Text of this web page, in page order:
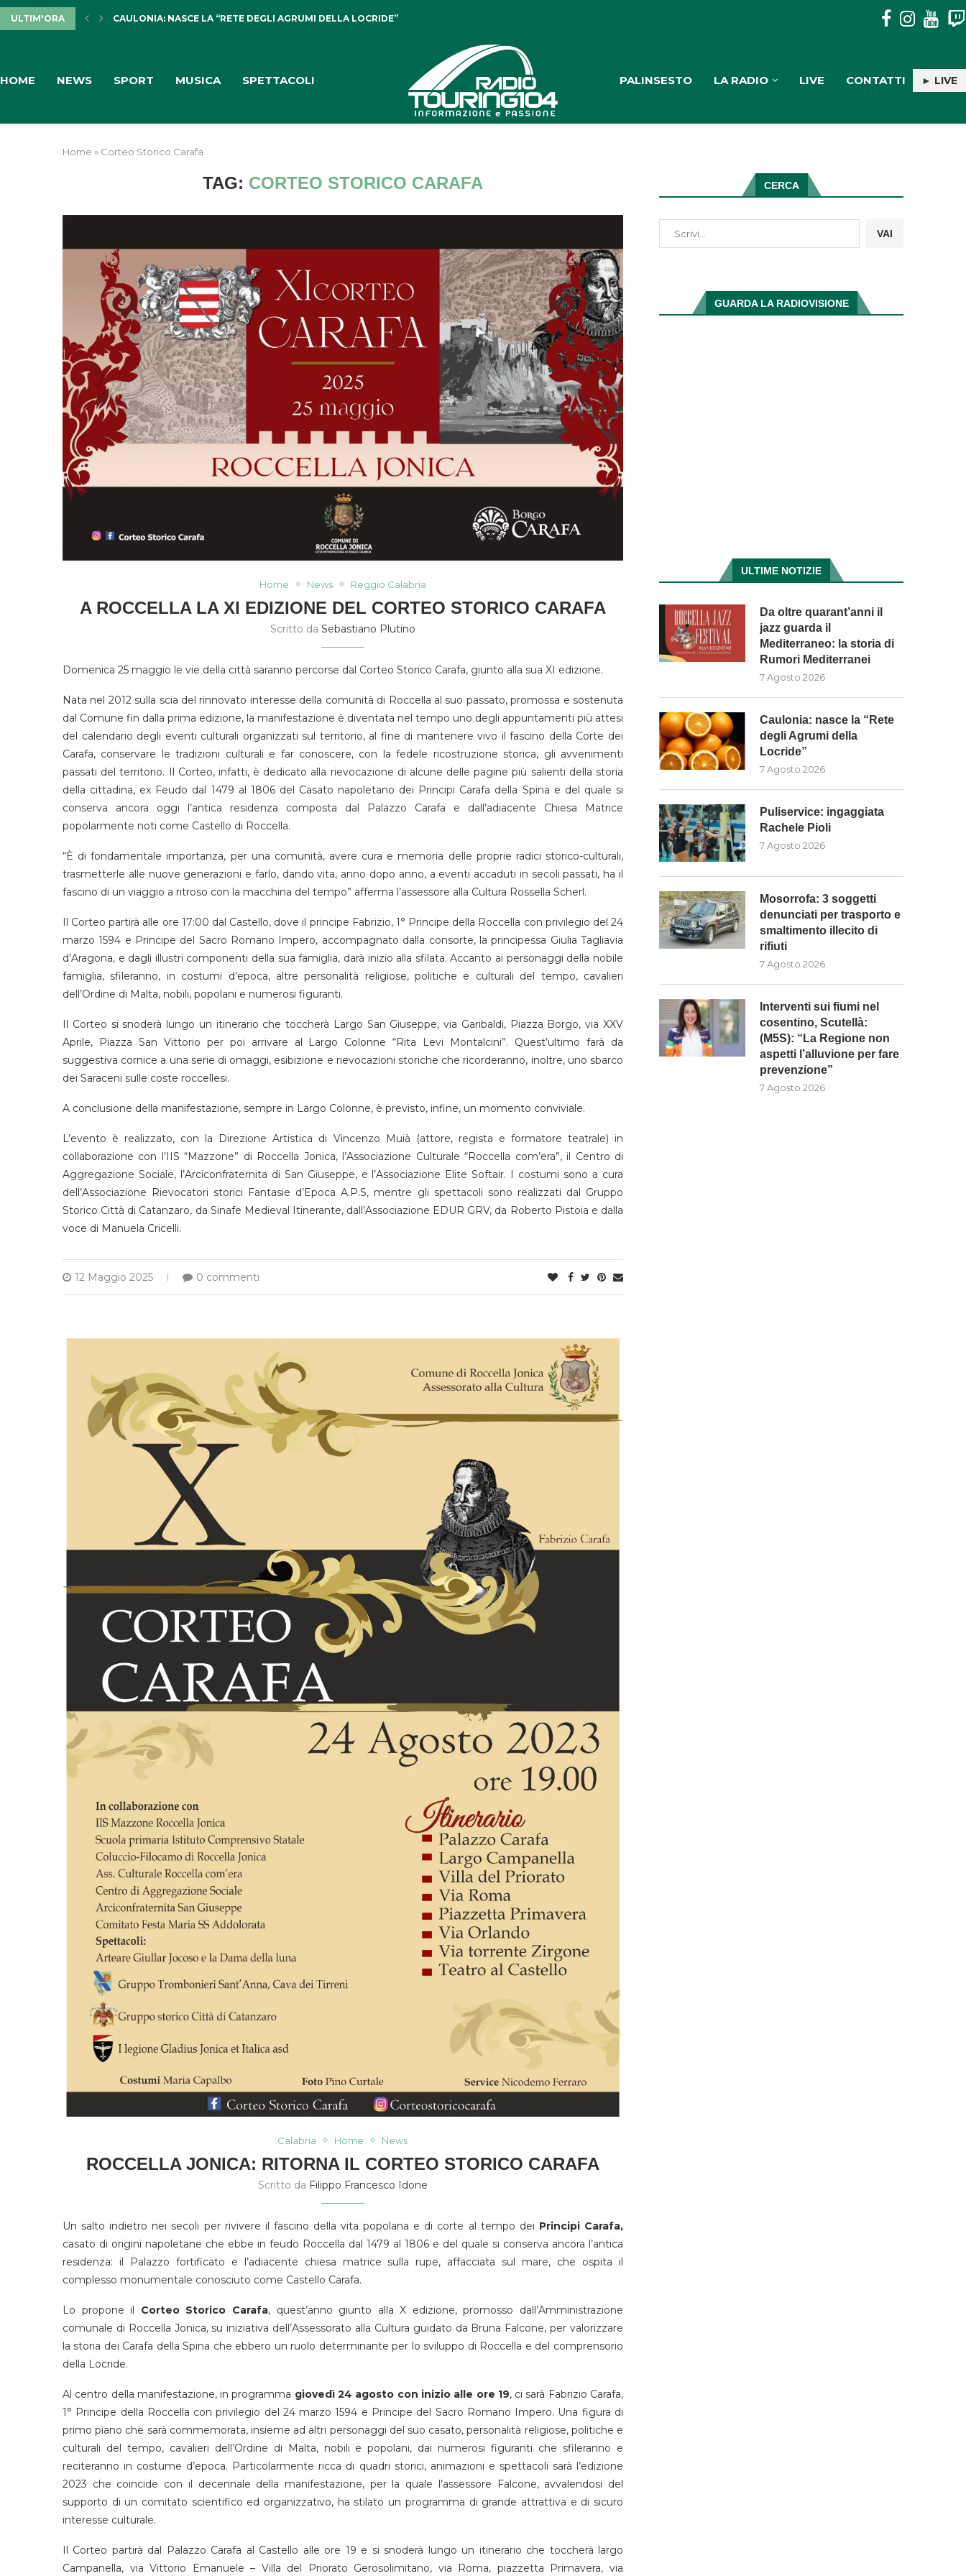
ULTIM'ORA
PULISERVICE: INGAGGIATA RACHELE PIOLI
MOSORROFA: 3 SOGGETTI DENUNCIATI PER TRASPORTO
HOME NEWS SPORT MUSICA SPETTACOLI PALINSESTO LA RADIO LIVE CONTATTI ► LIVE
Home » Corteo Storico Carafa
TAG: CORTEO STORICO CARAFA
Home News Reggio Calabria
A ROCCELLA LA XI EDIZIONE DEL CORTEO STORICO CARAFA
Scritto da Sebastiano Plutino
Domenica 25 maggio le vie della città saranno percorse dal Corteo Storico Carafa, giunto alla sua XI edizione.
Nata nel 2012 sulla scia del rinnovato interesse della comunità di Roccella al suo passato, promossa e sostenuta
dal Comune fin dalla prima edizione, la manifestazione è diventata nel tempo uno degli appuntamenti più attesi
del calendario degli eventi culturali organizzati sul territorio, al fine di mantenere vivo il fascino della Corte dei
Carafa, conservare le tradizioni culturali e far conoscere, con la fedele ricostruzione storica, gli avvenimenti
passati del territorio. Il Corteo, infatti, è dedicato alla rievocazione di alcune delle pagine più salienti della storia
della cittadina, ex Feudo dal 1479 al 1806 del Casato napoletano dei Principi Carafa della Spina e del quale si
conserva ancora oggi l’antica residenza composta dal Palazzo Carafa e dall’adiacente Chiesa Matrice
popolarmente noti come Castello di Roccella.
“È di fondamentale importanza, per una comunità, avere cura e memoria delle proprie radici storico-culturali,
trasmetterle alle nuove generazioni e farlo, dando vita, anno dopo anno, a eventi accaduti in secoli passati, ha il
fascino di un viaggio a ritroso con la macchina del tempo” afferma l’assessore alla Cultura Rossella Scherl.
Il Corteo partirà alle ore 17:00 dal Castello, dove il principe Fabrizio, 1° Principe della Roccella con privilegio del 24
marzo 1594 e Principe del Sacro Romano Impero, accompagnato dalla consorte, la principessa Giulia Tagliavia
d’Aragona, e dagli illustri componenti della sua famiglia, darà inizio alla sfilata. Accanto ai personaggi della nobile
famiglia, sfileranno, in costumi d’epoca, altre personalità religiose, politiche e culturali del tempo, cavalieri
dell’Ordine di Malta, nobili, popolani e numerosi figuranti.
Il Corteo si snoderà lungo un itinerario che toccherà Largo San Giuseppe, via Garibaldi, Piazza Borgo, via XXV
Aprile, Piazza San Vittorio per poi arrivare al Largo Colonne “Rita Levi Montalcini”. Quest’ultimo farà da
suggestiva cornice a una serie di omaggi, esibizione e rievocazioni storiche che ricorderanno, inoltre, uno sbarco
dei Saraceni sulle coste roccellesi.
A conclusione della manifestazione, sempre in Largo Colonne, è previsto, infine, un momento conviviale.
L’evento è realizzato, con la Direzione Artistica di Vincenzo Muià (attore, regista e formatore teatrale) in
collaborazione con l’IIS “Mazzone” di Roccella Jonica, l’Associazione Culturale “Roccella com’era”, il Centro di
Aggregazione Sociale, l’Arciconfraternita di San Giuseppe, e l’Associazione Elite Softair. I costumi sono a cura
dell’Associazione Rievocatori storici Fantasie d’Epoca A.P.S, mentre gli spettacoli sono realizzati dal Gruppo
Storico Città di Catanzaro, da Sinafe Medieval Itinerante, dall’Associazione EDUR GRV, da Roberto Pistoia e dalla
voce di Manuela Cricelli.
12 Maggio 2025 0 commenti
Calabria Home News
ROCCELLA JONICA: RITORNA IL CORTEO STORICO CARAFA
Scritto da Filippo Francesco Idone
Un salto indietro nei secoli per rivivere il fascino della vita popolana e di corte al tempo dei Principi Carafa,
casato di origini napoletane che ebbe in feudo Roccella dal 1479 al 1806 e del quale si conserva ancora l’antica
residenza: il Palazzo fortificato e l’adiacente chiesa matrice sulla rupe, affacciata sul mare, che ospita il
complesso monumentale conosciuto come Castello Carafa.
Lo propone il Corteo Storico Carafa, quest’anno giunto alla X edizione, promosso dall’Amministrazione
comunale di Roccella Jonica, su iniziativa dell’Assessorato alla Cultura guidato da Bruna Falcone, per valorizzare
la storia dei Carafa della Spina che ebbero un ruolo determinante per lo sviluppo di Roccella e del comprensorio
della Locride.
Al centro della manifestazione, in programma giovedì 24 agosto con inizio alle ore 19, ci sarà Fabrizio Carafa,
1° Principe della Roccella con privilegio del 24 marzo 1594 e Principe del Sacro Romano Impero. Una figura di
primo piano che sarà commemorata, insieme ad altri personaggi del suo casato, personalità religiose, politiche e
culturali del tempo, cavalieri dell’Ordine di Malta, nobili e popolani, dai numerosi figuranti che sfileranno e
reciteranno in costume d’epoca. Particolarmente ricca di quadri storici, animazioni e spettacoli sarà l’edizione
2023 che coincide con il decennale della manifestazione, per la quale l’assessore Falcone, avvalendosi del
supporto di un comitato scientifico ed organizzativo, ha stilato un programma di grande attrattiva e di sicuro
interesse culturale.
Il Corteo partirà dal Palazzo Carafa al Castello alle ore 19 e si snoderà lungo un itinerario che toccherà largo
Campanella, via Vittorio Emanuele – Villa del Priorato Gerosolimitano, via Roma, piazzetta Primavera, via
CERCA
VAI
GUARDA LA RADIOVISIONE
ULTIME NOTIZIE
Da oltre quarant’anni il
jazz guarda il
Mediterraneo: la storia di
Rumori Mediterranei
7 Agosto 2026
Caulonia: nasce la “Rete
degli Agrumi della
Locride”
7 Agosto 2026
Puliservice: ingaggiata
Rachele Pioli
7 Agosto 2026
Mosorrofa: 3 soggetti
denunciati per trasporto e
smaltimento illecito di
rifiuti
7 Agosto 2026
Interventi sui fiumi nel
cosentino, Scutellà:
(M5S): “La Regione non
aspetti l’alluvione per fare
prevenzione”
7 Agosto 2026